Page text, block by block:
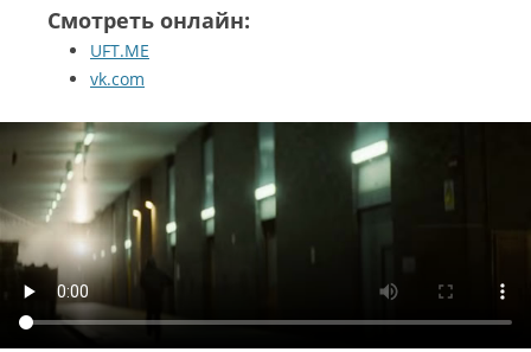
Смотреть онлайн:
UFT.ME
vk.com